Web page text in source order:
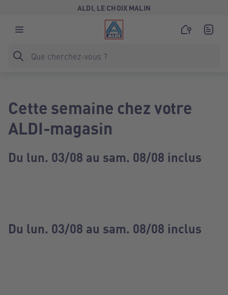
ALDI, LE CHOIX MALIN
Cette semaine chez votre
ALDI-magasin
Du lun. 03/08 au sam. 08/08 inclus
Du lun. 03/08 au sam. 08/08 inclus